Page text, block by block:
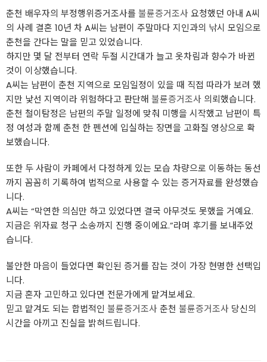
춘천 배우자의 부정행위증거조사를 불륜증거조사요청했던 아내 A씨
의 사례 결혼 10년 차 A씨는 남편이 주말마다 지인과의 낚시 모임으로
춘천을 간다는 말을 믿고 있었습니다.
하지만 몇 달 전부터 연락 두절 시간대가 늘고 옷차림과 향수가 바뀐
것이 이상했습니다.
A씨는 남편이 춘천 지역으로 모임일정이 있을 때 직접 따라가 보려 했
지만 낯선 지역이라 위험하다고 판단해 불륜증거조사 의뢰했습니다.
춘천 철이탐정은 남편의 주말 일정에 맞춰 미행을 시작했고 남편이 특
정 여성과 함께 춘천 한 펜션에 입실하는 장면을 고화질 영상으로 확
보했습니다.
또한 두 사람이 카페에서 다정하게 있는 모습 차량으로 이동하는 동선
까지 꼼꼼히 기록하여 법적으로 사용할 수 있는 증거자료를 완성했습
니다.
A씨는 “막연한 의심만 하고 있었다면 결국 아무것도 못했을 거예요.
지금은 위자료 청구 소송까지 진행 중이에요.”라며 후기를 보내주었
습니다.
불안한 마음이 들었다면 확인된 증거를 잡는 것이 가장 현명한 선택입
니다.
지금 혼자 고민하고 있다면 전문가에게 맡겨보세요.
믿고 맡겨도 되는 합법적인 불륜증거조사춘천 불륜증거조사 당신의
시간을 아끼고 진실을 밝혀드립니다.